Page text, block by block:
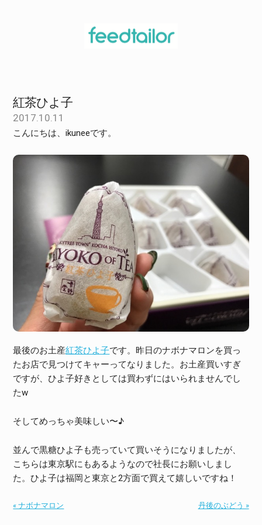
紅茶ひよ子
2017.10.11
こんにちは、ikuneeです。
最後のお土産紅茶ひよ子です。昨日のナボナマロンを買っ
たお店で見つけてキャーってなりました。お土産買いすぎ
ですが、ひよ子好きとしては買わずにはいられませんでし
たw
そしてめっちゃ美味しい〜♪
並んで黒糖ひよ子も売っていて買いそうになりましたが、
こちらは東京駅にもあるようなので社長にお願いしまし
た。ひよ子は福岡と東京と2方面で買えて嬉しいですね！
« ナボナマロン 丹後のぶどう »